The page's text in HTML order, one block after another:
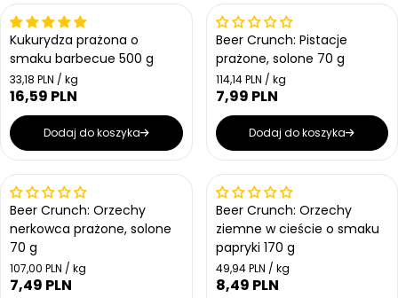
Kukurydza prażona o
smaku barbecue 500 g
Cena jednostkowa
33,18 PLN / kg
Cena regularna
16,59 PLN
Dodaj do koszyka
Beer Crunch: Pistacje
prażone, solone 70 g
Cena jednostkowa
114,14 PLN / kg
Cena regularna
7,99 PLN
Dodaj do koszyka
Beer Crunch: Orzechy
nerkowca prażone, solone
70 g
Cena jednostkowa
107,00 PLN / kg
Cena regularna
7,49 PLN
Beer Crunch: Orzechy
ziemne w cieście o smaku
papryki 170 g
Cena jednostkowa
49,94 PLN / kg
Cena regularna
8,49 PLN